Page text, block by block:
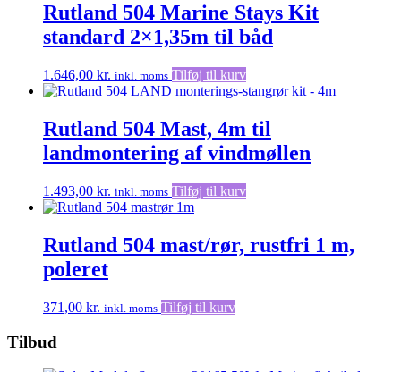
Rutland 504 Marine Stays Kit
standard 2×1,35m til båd
1.646,00 kr. inkl. moms Tilføj til kurv
Rutland 504 Mast, 4m til
landmontering af vindmøllen
1.493,00 kr. inkl. moms Tilføj til kurv
Rutland 504 mast/rør, rustfri 1 m,
poleret
371,00 kr. inkl. moms Tilføj til kurv
Tilbud